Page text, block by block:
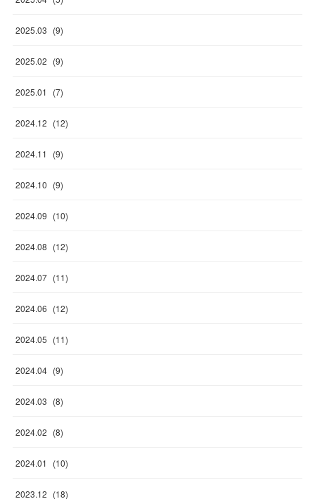
2025.03 (9)
2025.02 (9)
2025.01 (7)
2024.12 (12)
2024.11 (9)
2024.10 (9)
2024.09 (10)
2024.08 (12)
2024.07 (11)
2024.06 (12)
2024.05 (11)
2024.04 (9)
2024.03 (8)
2024.02 (8)
2024.01 (10)
2023.12 (18)